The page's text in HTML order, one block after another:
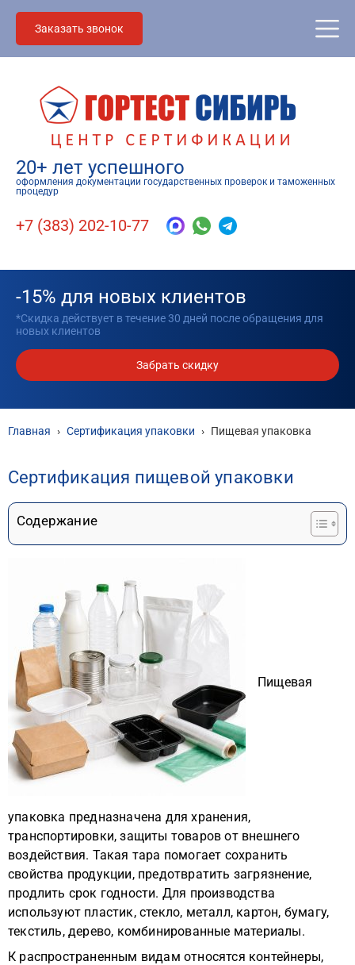
Заказать звонок
20+ лет успешного
оформления документации государственных проверок и таможенных
процедур
+7 (383) 202-10-77
-15% для новых клиентов
*Скидка действует в течение 30 дней после обращения для
новых клиентов
Забрать скидку
Главная › Сертификация упаковки › Пищевая упаковка
Сертификация пищевой упаковки
Содержание
Пищевая
упаковка предназначена для хранения,
транспортировки, защиты товаров от внешнего
воздействия. Такая тара помогает сохранить
свойства продукции, предотвратить загрязнение,
продлить срок годности. Для производства
используют пластик, стекло, металл, картон, бумагу,
текстиль, дерево, комбинированные материалы.
К распространенным видам относятся контейнеры,